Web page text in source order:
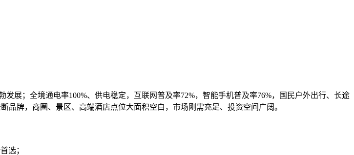
展；全境通电率100%、供电稳定，互联网普及率72%，智能手机普及率76%，国民户外出行、长途
牌，商圈、景区、高端酒店点位大面积空白，市场刚需充足、投资空间广阔。
选；